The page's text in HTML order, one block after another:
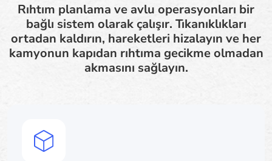
Rıhtım planlama ve avlu operasyonları bir
bağlı sistem olarak çalışır. Tıkanıklıkları
ortadan kaldırın, hareketleri hizalayın ve her
kamyonun kapıdan rıhtıma gecikme olmadan
akmasını sağlayın.